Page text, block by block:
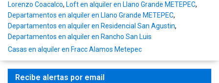
Lorenzo Coacalco, Loft en alquiler en Llano Grande METEPEC,
Departamentos en alquiler en Llano Grande METEPEC,
Departamentos en alquiler en Residencial San Agustin,
Departamentos en alquiler en Rancho San Luis
Casas en alquiler en Fracc Alamos Metepec
Recibe alertas por email